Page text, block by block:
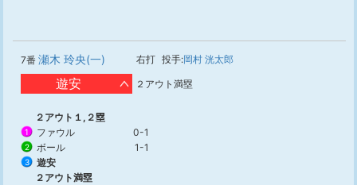
7番 瀬木 玲央(一) 右打 投手:岡村 洸太郎
遊安 ２アウト満塁
２アウト１,２塁
1 ファウル 0-1
2 ボール 1-1
3
遊安
２アウト満塁